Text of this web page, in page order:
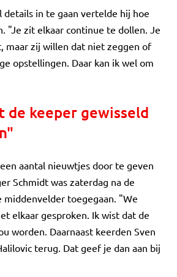
details in te gaan vertelde hij hoe
"Je zit elkaar continue te dollen. Je
maar zij willen dat niet zeggen of
opstellingen. Daar kan ik wel om
de keeper gewisseld
aantal nieuwtjes door te geven
Schmidt was zaterdag na de
middenvelder toegegaan. "We
elkaar gesproken. Ik wist dat de
worden. Daarnaast keerden Sven
terug. Dat geef je dan aan bij